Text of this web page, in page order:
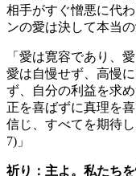
相手がすぐ憎悪に代
ンの愛は決して本当
「愛は寛容であり、
愛は自慢せず、高慢
ず、自分の利益を求
正を喜ばずに真理を
信じ、すべてを期待
7)」
祈り：主よ。私たち